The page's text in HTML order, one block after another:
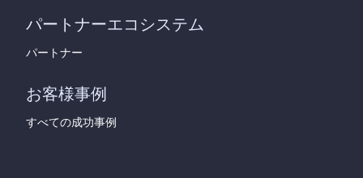
パートナーエコシステム
パートナー
お客様事例
すべての成功事例